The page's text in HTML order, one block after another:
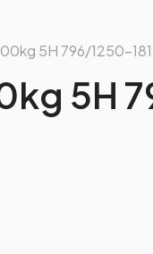
5H 796/1250-
5H